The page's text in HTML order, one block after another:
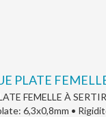
PLATE
FEMELLE À
6,3x0,8mm •